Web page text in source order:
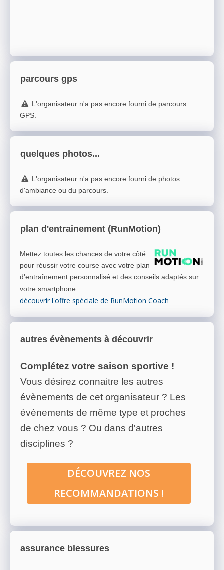
parcours gps
L'organisateur n'a pas encore fourni de parcours
GPS.
quelques photos...
L'organisateur n'a pas encore fourni de photos
d'ambiance ou du parcours.
plan d'entrainement (RunMotion)
Mettez toutes les chances de votre côté
pour réussir votre course avec votre plan
d'entraînement personnalisé et des conseils adaptés sur
votre smartphone :
découvrir l'offre spéciale de RunMotion Coach
autres évènements à découvrir
Complétez votre saison sportive !
Vous désirez connaitre les autres
évènements de cet organisateur ? Les
évènements de même type et proches
de chez vous ? Ou dans d'autres
disciplines ?
DÉCOUVREZ NOS
RECOMMANDATIONS !
assurance blessures